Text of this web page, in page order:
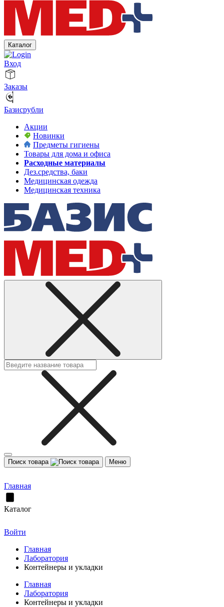
Каталог
Вход
Заказы
Базисрубли
Акции
Новинки
Предметы гигиены
Товары для дома и офиса
Расходные материалы
Дез.средства, баки
Медицинская одежда
Медицинская техника
Поиск товара Меню
Главная
Каталог
Войти
Главная
Лаборатория
Контейнеры и укладки
Главная
Лаборатория
Контейнеры и укладки